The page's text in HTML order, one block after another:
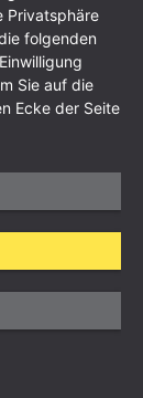
Privatsphäre
folgenden
Sie auf die
Ecke der Seite